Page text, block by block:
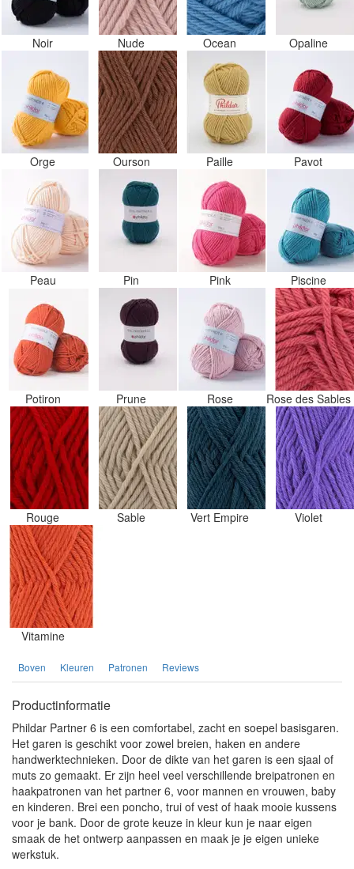
Noir Nude Ocean Opaline
Orge Ourson Paille Pavot
Peau Pin Pink Piscine
Potiron Prune Rose Rose des Sables
Rouge Sable Vert Empire Violet
Vitamine
Boven Kleuren Patronen Reviews
Productinformatie
Phildar Partner 6 is een comfortabel, zacht en soepel basisgaren.
Het garen is geschikt voor zowel breien, haken en andere
handwerktechnieken. Door de dikte van het garen is een sjaal of
muts zo gemaakt. Er zijn heel veel verschillende breipatronen en
haakpatronen van het partner 6, voor mannen en vrouwen, baby
en kinderen. Brei een poncho, trui of vest of haak mooie kussens
voor je bank. Door de grote keuze in kleur kun je naar eigen
smaak de het ontwerp aanpassen en maak je je eigen unieke
werkstuk.